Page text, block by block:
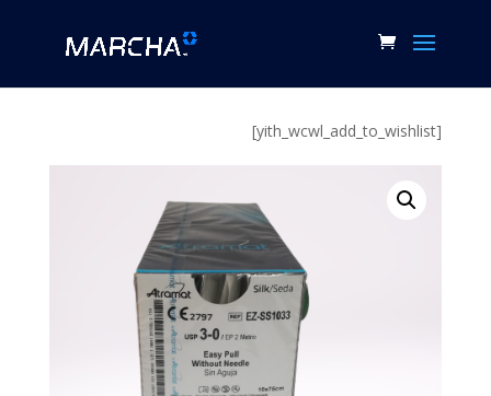
[yith_wcwl_add_to_wishlist]